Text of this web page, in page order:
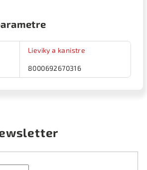
Lieviky a kanistre
8000692670316